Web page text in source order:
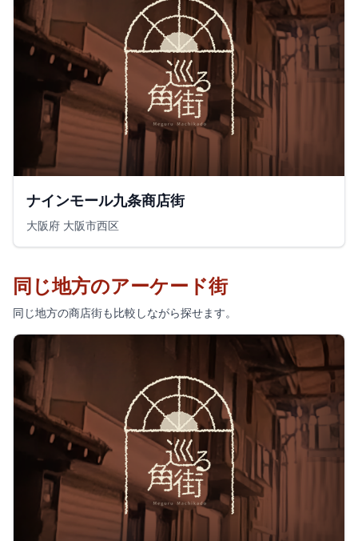
ナインモール九条商店街
大阪府 大阪市西区
同じ地方のアーケード街
同じ地方の商店街も比較しながら探せます。